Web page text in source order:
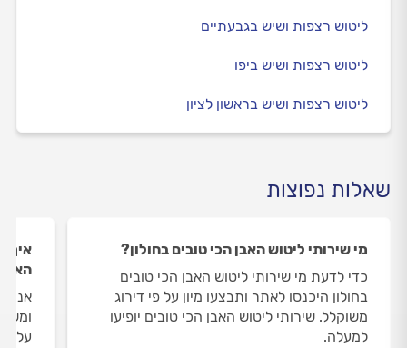
ליטוש רצפות ושיש בגבעתיים
ליטוש רצפות ושיש ביפו
ליטוש רצפות ושיש בראשון לציון
שאלות נפוצות
מי שירותי ליטוש האבן הכי טובים בחולון?
כדי לדעת מי שירותי ליטוש האבן הכי טובים
בחולון היכנסו לאתר ותבצעו מיון על פי דירוג
משוקלל. שירותי ליטוש האבן הכי טובים יופיעו
למעלה.
איך
על